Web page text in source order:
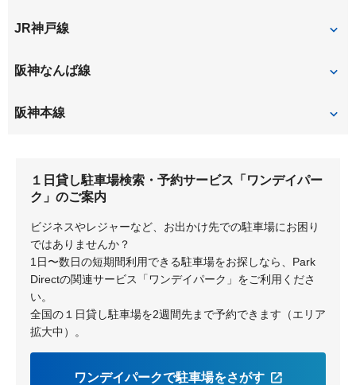
西御園町
浜田町
尼崎
JR神戸線
尼崎
阪神なんば線
大物
阪神本線
尼崎 杭瀬
千船
１日貸し駐車場検索・予約サービス「ワンデイパー
ク」のご案内
ビジネスやレジャーなど、お出かけ先での駐車場にお困り
ではありませんか？
1日〜数日の短期間利用できる駐車場をお探しなら、Park
Directの関連サービス「ワンデイパーク」をご利用くださ
い。
全国の１日貸し駐車場を2週間先まで予約できます（エリア
拡大中）。
ワンデイパークで駐車場をさがす